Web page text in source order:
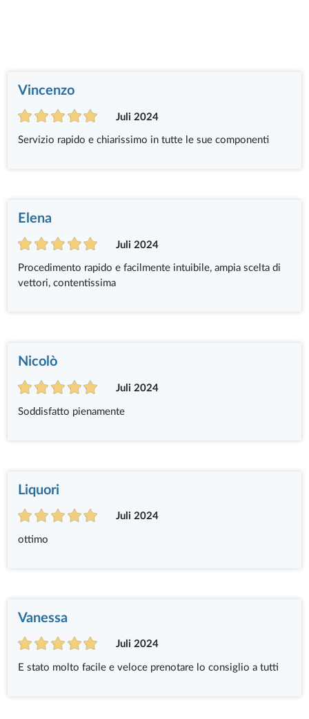
Vincenzo
Juli 2024
Servizio rapido e chiarissimo in tutte le sue componenti
Elena
Juli 2024
Procedimento rapido e facilmente intuibile, ampia scelta di
vettori, contentissima
Nicolò
Juli 2024
Soddisfatto pienamente
Liquori
Juli 2024
ottimo
Vanessa
Juli 2024
E stato molto facile e veloce prenotare lo consiglio a tutti